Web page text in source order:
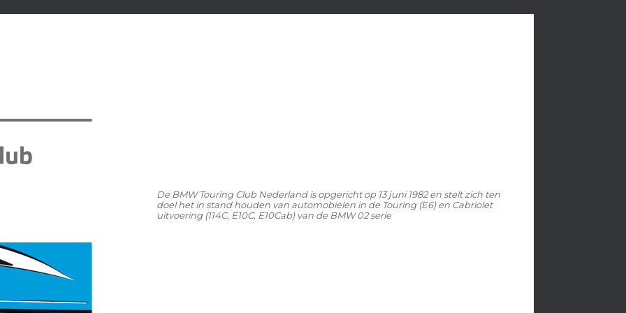
De BMW Touring Club Nederland is opgericht op 13 juni 1982 en stelt zich ten
doel het in stand houden van automobielen in de Touring (E6) en Cabriolet
uitvoering (114C, E10C, E10Cab) van de BMW 02 serie